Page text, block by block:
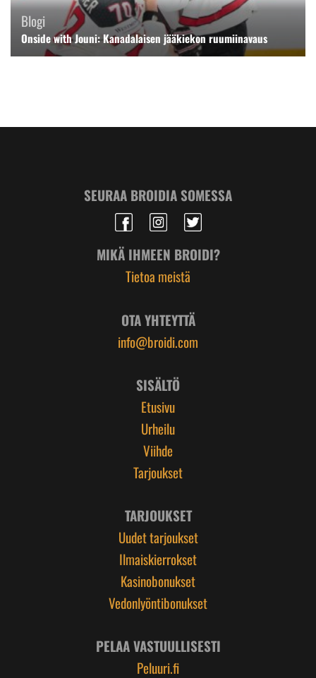
Blogi
Onside with Jouni: Kanadalaisen jääkiekon ruumiinavaus
SEURAA BROIDIA SOMESSA
MIKÄ IHMEEN BROIDI?
Tietoa meistä
OTA YHTEYTTÄ
info@broidi.com
SISÄLTÖ
Etusivu
Urheilu
Viihde
Tarjoukset
TARJOUKSET
Uudet tarjoukset
Ilmaiskierrokset
Kasinobonukset
Vedonlyöntibonukset
PELAA VASTUULLISESTI
Peluuri.fi